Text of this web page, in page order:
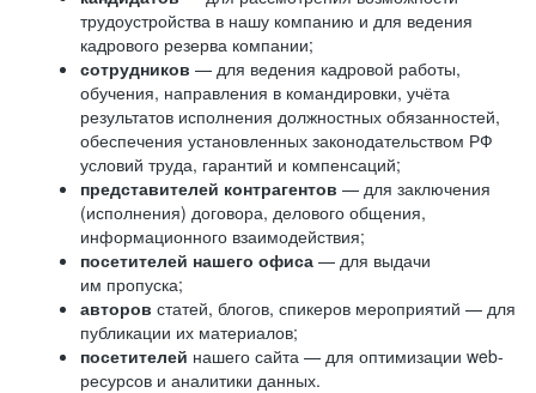
трудоустройства в нашу компанию и для ведения
кадрового резерва компании;
сотрудников — для ведения кадровой работы,
обучения, направления в командировки, учёта
результатов исполнения должностных обязанностей,
обеспечения установленных законодательством РФ
условий труда, гарантий и компенсаций;
представителей контрагентов — для заключения
(исполнения) договора, делового общения,
информационного взаимодействия;
посетителей нашего офиса — для выдачи
им пропуска;
авторов статей, блогов, спикеров мероприятий — для
публикации их материалов;
посетителей нашего сайта — для оптимизации web-
ресурсов и аналитики данных.